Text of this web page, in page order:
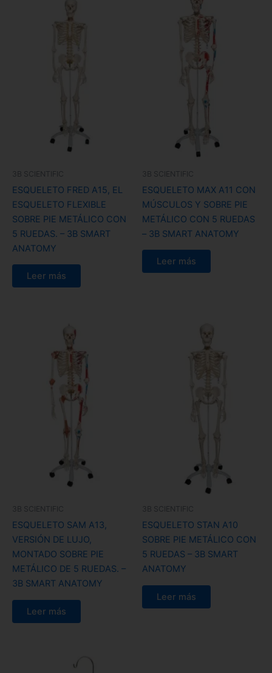
3B SCIENTIFIC
ESQUELETO FRED A15, EL
ESQUELETO FLEXIBLE
SOBRE PIE METÁLICO CON
5 RUEDAS. – 3B SMART
ANATOMY
Leer más
3B SCIENTIFIC
ESQUELETO MAX A11 CON
MÚSCULOS Y SOBRE PIE
METÁLICO CON 5 RUEDAS
– 3B SMART ANATOMY
Leer más
3B SCIENTIFIC
ESQUELETO SAM A13,
VERSIÓN DE LUJO,
MONTADO SOBRE PIE
METÁLICO DE 5 RUEDAS. –
3B SMART ANATOMY
Leer más
3B SCIENTIFIC
ESQUELETO STAN A10
SOBRE PIE METÁLICO CON
5 RUEDAS – 3B SMART
ANATOMY
Leer más